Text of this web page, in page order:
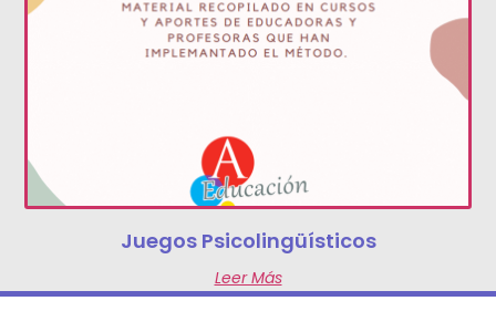
Juegos Psicolingüísticos
Leer Más